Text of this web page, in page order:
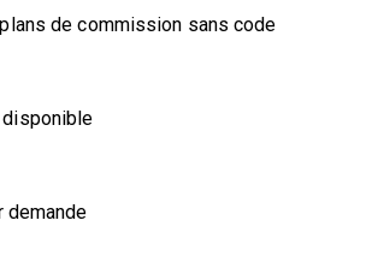
de commission sans code
disponible
demande